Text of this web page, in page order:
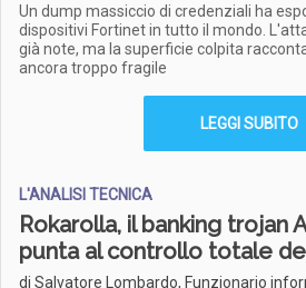
Un dump massiccio di credenziali ha
dispositivi Fortinet in tutto il mondo.
già note, ma la superficie colpita
ancora troppo fragile
LEGGI SUBITO
L'ANALISI TECNICA
Rokarolla, il banking trojan
punta al controllo totale
di Salvatore Lombardo, Funzionario